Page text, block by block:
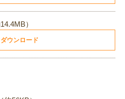
）
ダウンロード